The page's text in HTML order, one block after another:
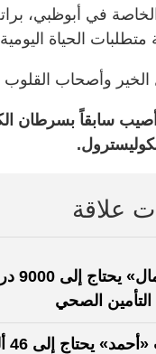
متطلبات الحياة
وأصحاب القلوب
سابقاً بسرطان
علاقة
«أبوجمال»
التأمين الصحي